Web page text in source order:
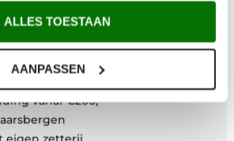
ALLES TOESTAAN
AANPASSEN
Zetwerk?
vanaf €200,-